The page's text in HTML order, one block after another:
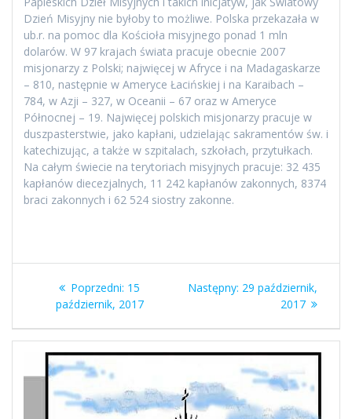
Dzień Misyjny nie byłoby to możliwe. Polska przekazała w
ub.r. na pomoc dla Kościoła misyjnego ponad 1 mln
dolarów. W 97 krajach świata pracuje obecnie 2007
misjonarzy z Polski; najwięcej w Afryce i na Madagaskarze
– 810, następnie w Ameryce Łacińskiej i na Karaibach –
784, w Azji – 327, w Oceanii – 67 oraz w Ameryce
Północnej – 19. Najwięcej polskich misjonarzy pracuje w
duszpasterstwie, jako kapłani, udzielając sakramentów św. i
katechizując, a także w szpitalach, szkołach, przytułkach.
Na całym świecie na terytoriach misyjnych pracuje: 32 435
kapłanów diecezjalnych, 11 242 kapłanów zakonnych, 8374
braci zakonnych i 62 524 siostry zakonne.
Nawigacja
wpisu
Poprzedni: Poprzedni
wpis:
15
październik, 2017
Następny: Następny
29 październik,
2017